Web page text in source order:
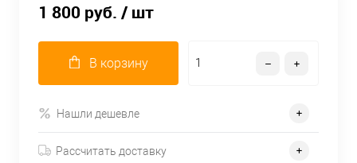
1 800 руб. / шт
В корзину
Нашли дешевле
Рассчитать доставку